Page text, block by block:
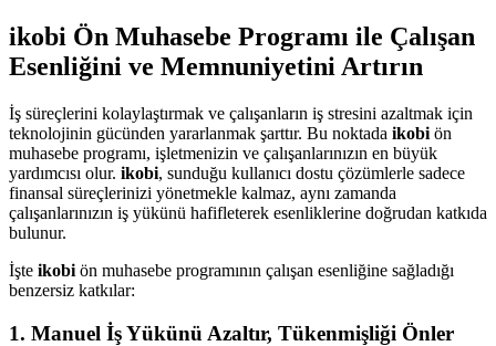
ikobi Ön Muhasebe Programı ile Çalışan
Esenliğini ve Memnuniyetini Artırın
İş süreçlerini kolaylaştırmak ve çalışanların iş stresini azaltmak için
teknolojinin gücünden yararlanmak şarttır. Bu noktada ikobi ön
muhasebe programı, işletmenizin ve çalışanlarınızın en büyük
yardımcısı olur. ikobi, sunduğu kullanıcı dostu çözümlerle sadece
finansal süreçlerinizi yönetmekle kalmaz, aynı zamanda
çalışanlarınızın iş yükünü hafifleterek esenliklerine doğrudan katkıda
bulunur.
İşte ikobi ön muhasebe programının çalışan esenliğine sağladığı
benzersiz katkılar:
1. Manuel İş Yükünü Azaltır, Tükenmişliği Önler